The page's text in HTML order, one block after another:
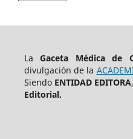
LaGaceta Médica de
divulgación de la
Siendo ENTIDAD EDITORA
Editorial.